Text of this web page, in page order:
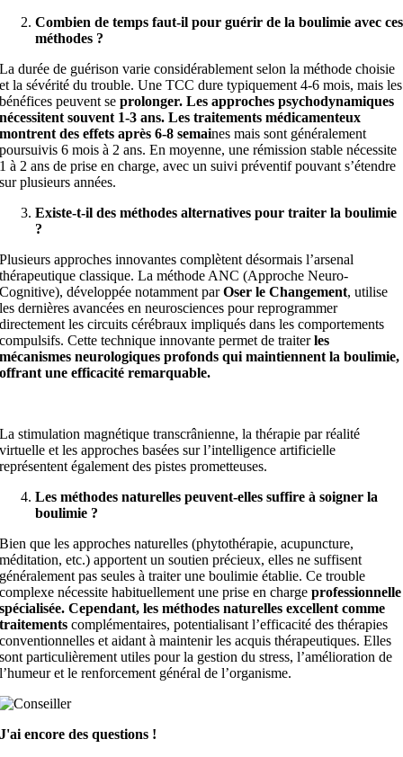
Combien de temps faut-il pour guérir de la boulimie avec ces
méthodes ?
La durée de guérison varie considérablement selon la méthode choisie
et la sévérité du trouble. Une TCC dure typiquement 4-6 mois, mais les
bénéfices peuvent seprolonger. Les approches psychodynamiques
nécessitent souvent 1-3 ans. Les traitements médicamenteux
montrent des effets après 6-8 semaines mais sont généralement
poursuivis 6 mois à 2 ans. En moyenne, une rémission stable nécessite
1 à 2 ans de prise en charge, avec un suivi préventif pouvant s’étendre
sur plusieurs années.
Existe-t-il des méthodes alternatives pour traiter la boulimie
?
Plusieurs approches innovantes complètent désormais l’arsenal
thérapeutique classique. La méthode ANC (Approche Neuro-
Cognitive), développée notamment parOser le Changement, utilise
les dernières avancées en neurosciences pour reprogrammer
directement les circuits cérébraux impliqués dans les comportements
compulsifs. Cette technique innovante permet de traiterles
mécanismes neurologiques profonds qui maintiennent la boulimie,
offrant une efficacité remarquable.
La stimulation magnétique transcrânienne, la thérapie par réalité
virtuelle et les approches basées sur l’intelligence artificielle
représentent également des pistes prometteuses.
Les méthodes naturelles peuvent-elles suffire à soigner la
boulimie ?
Bien que les approches naturelles (phytothérapie, acupuncture,
méditation, etc.) apportent un soutien précieux, elles ne suffisent
généralement pas seules à traiter une boulimie établie. Ce trouble
complexe nécessite habituellement une prise en chargeprofessionnelle
spécialisée. Cependant, les méthodes naturelles excellent comme
traitements complémentaires, potentialisant l’efficacité des thérapies
conventionnelles et aidant à maintenir les acquis thérapeutiques. Elles
sont particulièrement utiles pour la gestion du stress, l’amélioration de
l’humeur et le renforcement général de l’organisme.
J'ai encore des questions !